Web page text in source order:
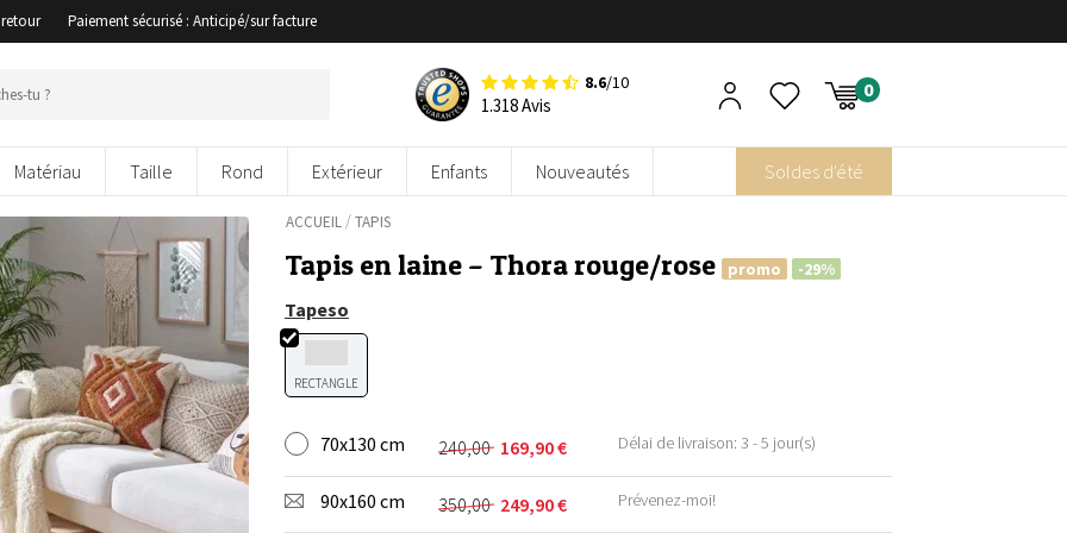
Paiement sécurisé : Anticipé/sur facture
8.6/10
1.318 Avis
Matériau Taille Rond Extérieur Enfants Nouveautés Soldes d'été
ACCUEIL/TAPIS
Tapis en laine – Thora rouge/rose promo -29%
Tapeso
RECTANGLE
70x130 cm 240,00
Le
prix
initial
169,90€
Le
prix
actuel
Délai de livraison: 3 - 5 jour(s)
90x160 cm 350,00
Le 249,90€
Le Prévenez-moi!